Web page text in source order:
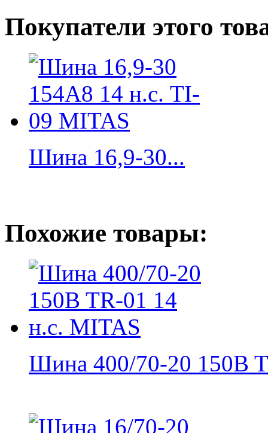
Покупатели этого
Шина 16,9-30...
Похожие товары:
Шина 400/70-20 150B